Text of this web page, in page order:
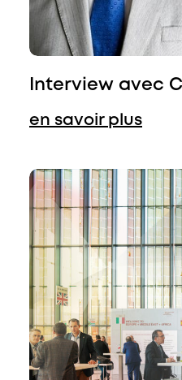
Interview avec
en savoir plus